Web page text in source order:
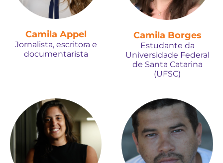
Camila Appel
Jornalista, escritora e
documentarista
Camila Borges
Estudante da
Universidade Federal
de Santa Catarina
(UFSC)